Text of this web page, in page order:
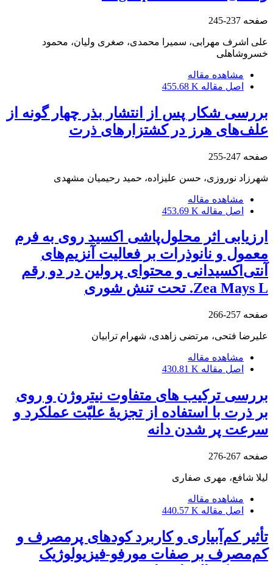
صفحه 237-245
علی اشرف مهرابی، سمیرا محمدی، صغری ولیان، محمود
خسروشاهلی
مشاهده مقاله
اصل مقاله 455.68 K
بررسی شکار پس از انتشار بذر چهار گونه از
علف‌های هرز در کشتزارهای ذرت
صفحه 247-255
شهرزاد نوروزی، حسن علیزاده، حمید رحیمیان مشهدی
مشاهده مقاله
اصل مقاله 453.69 K
ارزیابی اثر محلول‌پاشی اکسید روی به فرم
معمول و نانوذرات بر فعالیت آنزیم‌های
آنتی‌اکسیدانی و محتوای پرولین در دو رقم
Zea Mays L. تحت تنش شوری
صفحه 257-266
علیرضا فتحی، مرتضی زاهدی، شهرام ترابیان
مشاهده مقاله
اصل مقاله 430.81 K
بررسی ترکیب های متفاوت نیتروژن و روی
بر ذرت با استفاده از تجزیۀ علیّت عملکرد و
سرعت پر شدن دانه
صفحه 267-276
لیلا شافع، مهری صفاری
مشاهده مقاله
اصل مقاله 440.57 K
تأثیر کم‌آبیاری و کاربرد کودهای پرمصرف و
کم‌مصرف بر صفات مورفو-فیزیولوژیک